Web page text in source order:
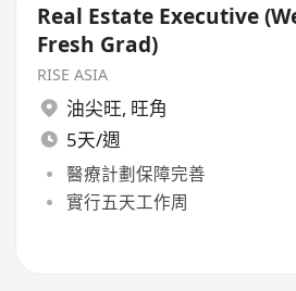
Real Estate Executive
Fresh Grad)
RISE ASIA
油尖旺, 旺角
5天/週
醫療計劃保障完善
實行五天工作周